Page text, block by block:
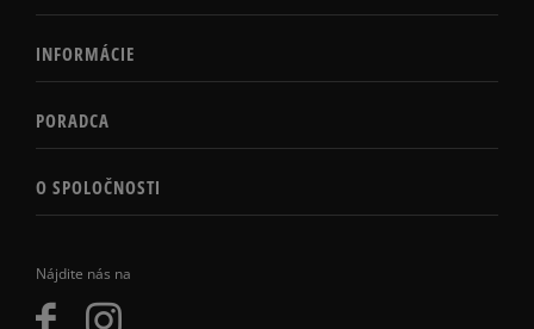
Nájdite nás na
INFORMÁCIE
PORADCA
O SPOLOČNOSTI